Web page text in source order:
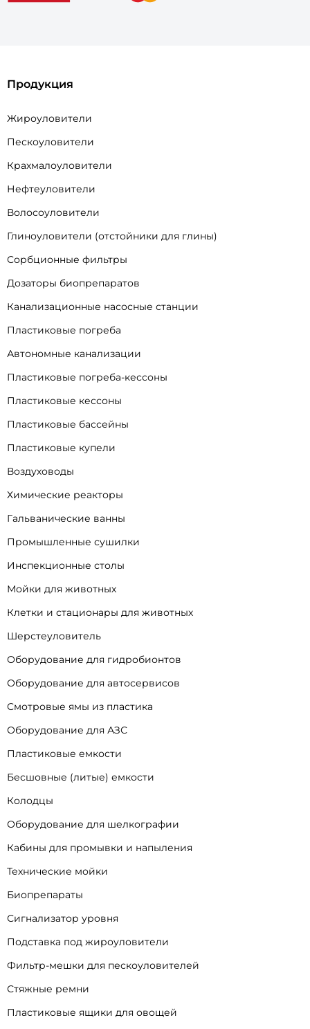
Продукция
Жироуловители
Пескоуловители
Крахмалоуловители
Нефтеуловители
Волосоуловители
Глиноуловители (отстойники для глины)
Сорбционные фильтры
Дозаторы биопрепаратов
Канализационные насосные станции
Пластиковые погреба
Автономные канализации
Пластиковые погреба-кессоны
Пластиковые кессоны
Пластиковые бассейны
Пластиковые купели
Воздуховоды
Химические реакторы
Гальванические ванны
Промышленные сушилки
Инспекционные столы
Мойки для животных
Клетки и стационары для животных
Шерстеуловитель
Оборудование для гидробионтов
Оборудование для автосервисов
Смотровые ямы из пластика
Оборудование для АЗС
Пластиковые емкости
Бесшовные (литые) емкости
Колодцы
Оборудование для шелкографии
Кабины для промывки и напыления
Технические мойки
Биопрепараты
Сигнализатор уровня
Подставка под жироуловители
Фильтр-мешки для пескоуловителей
Стяжные ремни
Пластиковые ящики для овощей